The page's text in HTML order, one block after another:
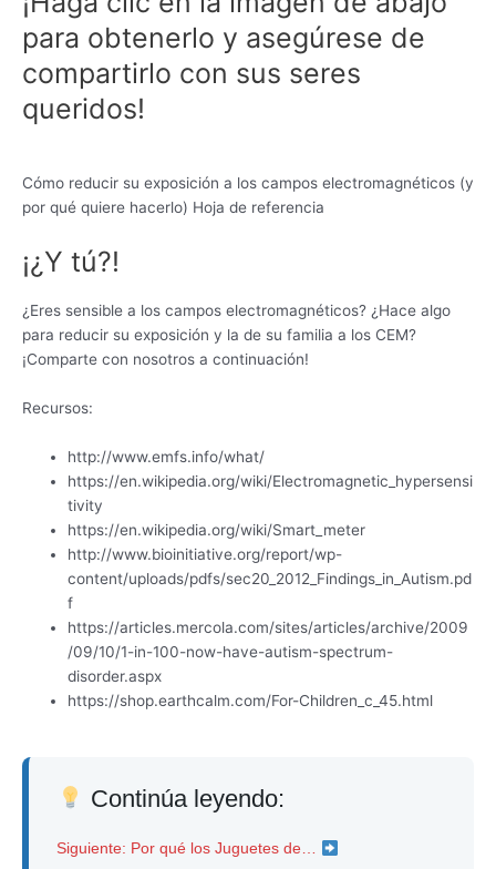
para obtenerlo y asegúrese de
compartirlo con sus seres
queridos!
Cómo reducir su exposición a los campos electromagnéticos (y
por qué quiere hacerlo) Hoja de referencia
¡¿Y tú?!
¿Eres sensible a los campos electromagnéticos? ¿Hace algo
para reducir su exposición y la de su familia a los CEM?
¡Comparte con nosotros a continuación!
Recursos:
http://www.emfs.info/what/
https://en.wikipedia.org/wiki/Electromagnetic_hypersensi
tivity
https://en.wikipedia.org/wiki/Smart_meter
http://www.bioinitiative.org/report/wp-
content/uploads/pdfs/sec20_2012_Findings_in_Autism.pd
f
https://articles.mercola.com/sites/articles/archive/2009
/09/10/1-in-100-now-have-autism-spectrum-
disorder.aspx
https://shop.earthcalm.com/For-Children_c_45.html
Continúa leyendo:
Siguiente: Por qué los Juguetes de…